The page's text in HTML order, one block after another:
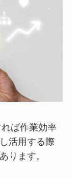
ば作業効率
活用する際
ります。